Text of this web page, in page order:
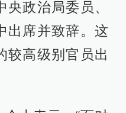
政治局委员、
出席并致辞。这
较高级别官员出